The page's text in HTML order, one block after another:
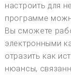
настроить для
программе
Вы сможете
электронными
отразить как
нюансы,